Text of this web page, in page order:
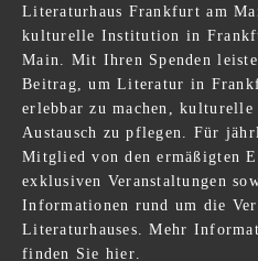
Literaturhaus Frankfurt am
kulturelle Institution in
Main. Mit Ihren Spenden
Beitrag, um Literatur in
erlebbar zu machen,
Austausch zu pflegen. Für
Mitglied von den ermäßigten
exklusiven Veranstaltungen
Informationen rund um die
Literaturhauses. Mehr
finden Sie hier.